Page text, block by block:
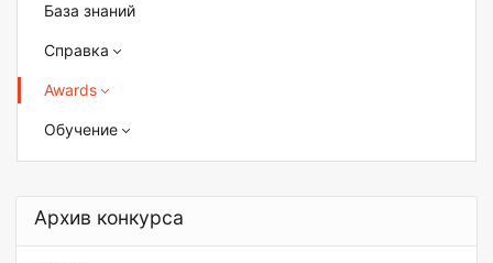
База знаний
Справка
Awards
Обучение
Архив конкурса